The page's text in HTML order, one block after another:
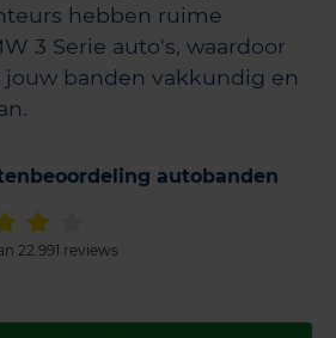
hebben ruime
3 Serie auto's, waardoor
banden vakkundig en
autobanden
22.991 reviews